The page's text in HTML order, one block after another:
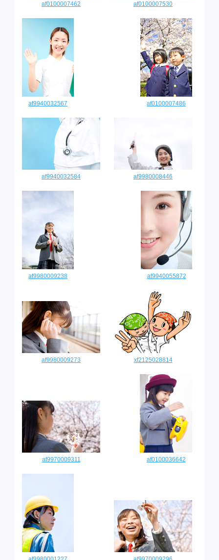
af0100007462 af0100007530
af9940032567 af0100007486
af9940032584 af9980008446
af9980009238 af9940055872
af9980009273 xf2125028814
af9970009311 af0100036642